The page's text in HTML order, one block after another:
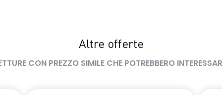
Engineered
Altre offerte
CON PREZZO SIMILE CHE POTREBBERO